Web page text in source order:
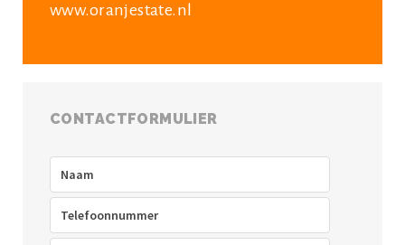
www.oranjestate.nl
CONTACTFORMULIER
Telefoon